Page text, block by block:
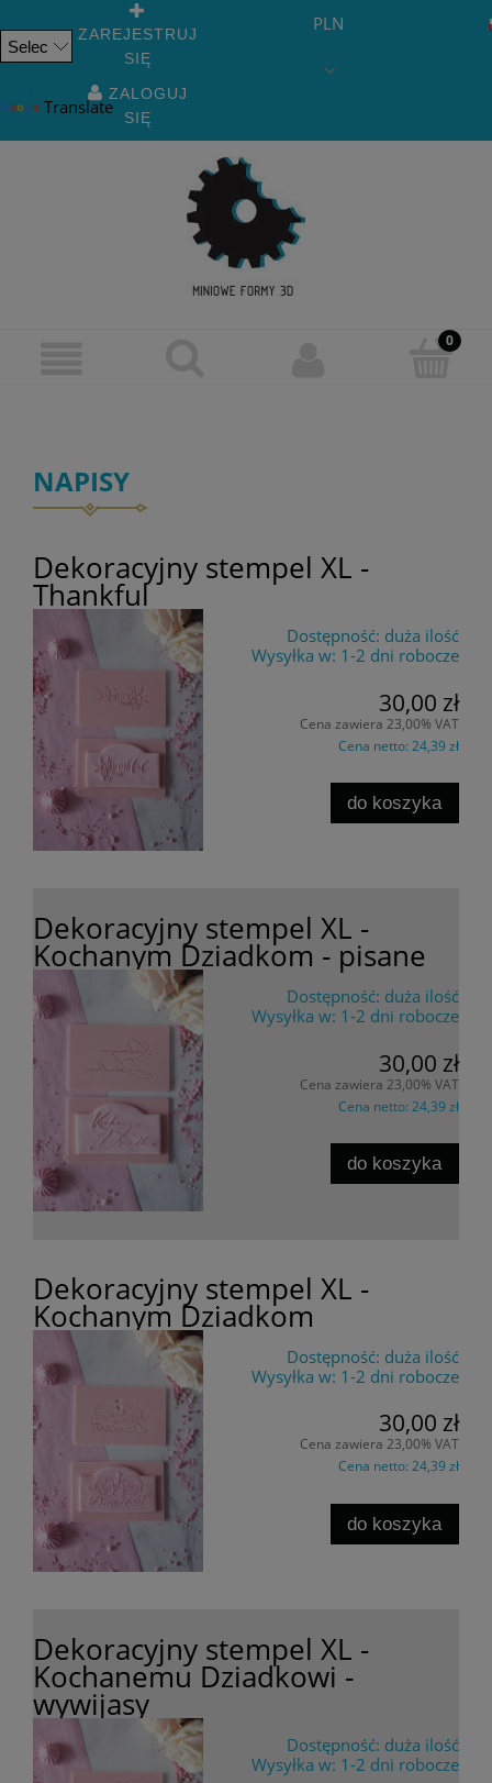
Translate
ZAREJESTRUJ
SIĘ
ZALOGUJ
SIĘ
PLN
NAPISY
Dekoracyjny stempel XL -
Thankful
Dostępność: duża ilość
Wysyłka w: 1-2 dni robocze
30,00 zł
Cena zawiera 23,00% VAT
Cena netto: 24,39 zł
do koszyka
Dekoracyjny stempel XL -
Kochanym Dziadkom - pisane
Dostępność: duża ilość
Wysyłka w: 1-2 dni robocze
30,00 zł
Cena zawiera 23,00% VAT
Cena netto: 24,39 zł
do koszyka
Dekoracyjny stempel XL -
Kochanym Dziadkom
Dostępność: duża ilość
Wysyłka w: 1-2 dni robocze
30,00 zł
Cena zawiera 23,00% VAT
Cena netto: 24,39 zł
do koszyka
Dekoracyjny stempel XL -
Kochanemu Dziadkowi -
wywijasy
Dostępność: duża ilość
Wysyłka w: 1-2 dni robocze